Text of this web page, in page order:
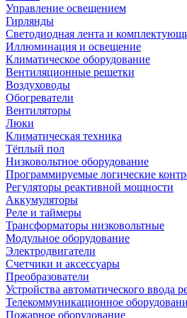
Управление освещением
Гирлянды
Светодиодная лента и
Иллюминация и освещение
Климатическое оборудование
Вентиляционные решетки
Воздуховоды
Обогреватели
Вентиляторы
Люки
Климатическая техника
Тёплый пол
Низковольтное оборудование
Программируемые логические
Регуляторы реактивной мощности
Аккумуляторы
Реле и таймеры
Трансформаторы низковольтные
Модульное оборудование
Электродвигатели
Счетчики и аксессуары
Преобразователи
Устройства автоматического
Телекоммуникационное
Пожарное оборудование